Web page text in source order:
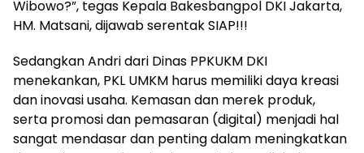
Wibowo?”, tegas Kepala Bakesbangpol DKI Jakarta,
HM. Matsani, dijawab serentak SIAP!!!
Sedangkan Andri dari Dinas PPKUKM DKI
menekankan, PKL UMKM harus memiliki daya kreasi
dan inovasi usaha. Kemasan dan merek produk,
serta promosi dan pemasaran (digital) menjadi hal
sangat mendasar dan penting dalam meningkatkan